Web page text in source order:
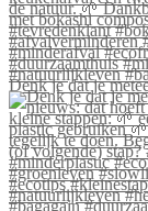
Denk je dat je